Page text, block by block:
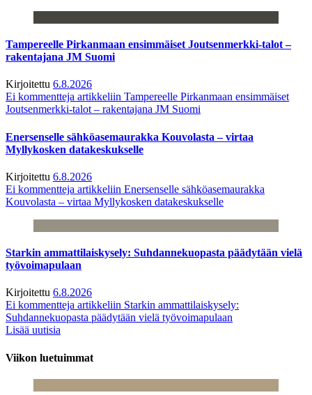
Tampereelle Pirkanmaan ensimmäiset Joutsenmerkki-talot –
rakentajana JM Suomi
Kirjoitettu 6.8.2026
Ei kommentteja artikkeliin Tampereelle Pirkanmaan ensimmäiset
Joutsenmerkki-talot – rakentajana JM Suomi
Enersenselle sähköasemaurakka Kouvolasta – virtaa
Myllykosken datakeskukselle
Kirjoitettu 6.8.2026
Ei kommentteja artikkeliin Enersenselle sähköasemaurakka
Kouvolasta – virtaa Myllykosken datakeskukselle
Starkin ammattilaiskysely: Suhdannekuopasta päädytään vielä
työvoimapulaan
Kirjoitettu 6.8.2026
Ei kommentteja artikkeliin Starkin ammattilaiskysely:
Suhdannekuopasta päädytään vielä työvoimapulaan
Lisää uutisia
Viikon luetuimmat